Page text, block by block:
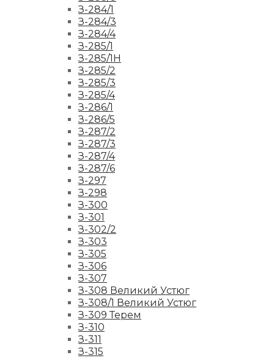
З-284/1
З-284/3
З-284/4
З-285/1
З-285/1Н
З-285/2
З-285/3
З-285/4
З-286/1
З-286/5
З-287/2
З-287/3
З-287/4
З-287/6
З-297
З-298
З-300
З-301
З-302/2
З-303
З-305
З-306
З-307
З-308 Великий Устюг
З-308/1 Великий Устюг
З-309 Терем
З-310
З-311
З-315